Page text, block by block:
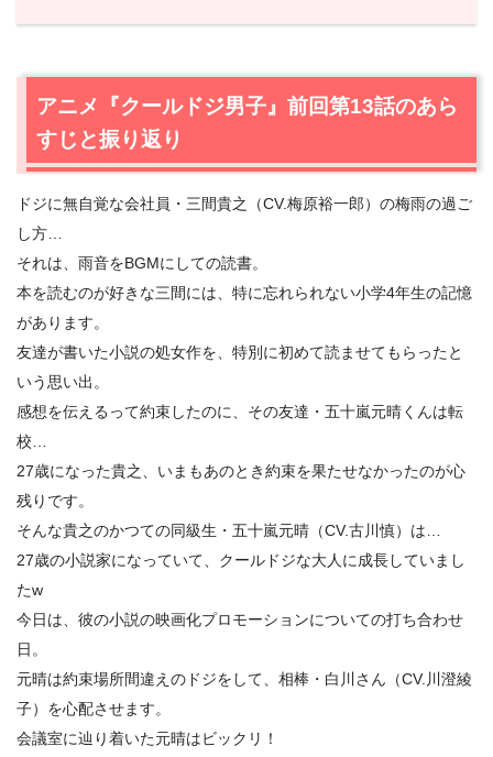
1.アニメ『クールドジ男子』前回第13話のあらすじと振り
【ネタバレあり】アニメ『クールドジ男子』第14話あら
すじと感想
2.1マネキン店員に在庫を聞いちゃう、クールドジ専門学生
2.2もしも“ゆかいなクールドジ仲間たち”が、みんなで海に
2.3ツボが浅い彼の“爆笑隠し癖”には、トラウマがあった…
2.4笑ってるのバレバレって…俺、よけいにキモくなって
る？
2.5 夏休みは海へ行こう！
2.6
アニメ『クールドジ男子』前回第13話のあら
すじと振り返り
ドジに無自覚な会社員・三間貴之（CV.梅原裕一郎）の梅雨の過ご
し方…
それは、雨音をBGMにしての読書。
本を読むのが好きな三間には、特に忘れられない小学4年生の記憶
があります。
友達が書いた小説の処女作を、特別に初めて読ませてもらったと
いう思い出。
感想を伝えるって約束したのに、その友達・五十嵐元晴くんは転
校…
27歳になった貴之、いまもあのとき約束を果たせなかったのが心
残りです。
そんな貴之のかつての同級生・五十嵐元晴（CV.古川慎）は…
27歳の小説家になっていて、クールドジな大人に成長していまし
たw
今日は、彼の小説の映画化プロモーションについての打ち合わせ
日。
元晴は約束場所間違えのドジをして、相棒・白川さん（CV.川澄綾
子）を心配させます。
会議室に辿り着いた元晴はビックリ！